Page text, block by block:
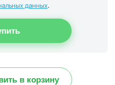
данных.
в корзину